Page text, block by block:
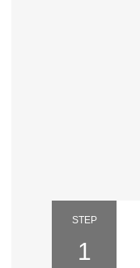
STEP
1